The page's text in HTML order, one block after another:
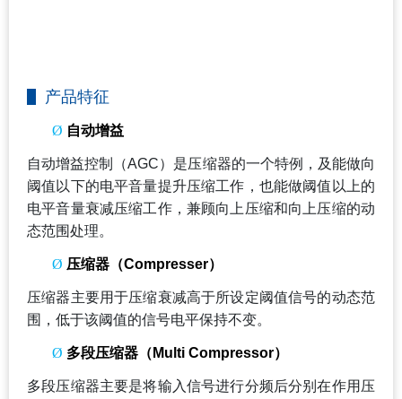
产品特征
Ø 自动增益
自动增益控制（AGC）是压缩器的一个特例，及能做向
阈值以下的电平音量提升压缩工作，也能做阈值以上的
电平音量衰减压缩工作，兼顾向上压缩和向上压缩的动
态范围处理。
Ø 压缩器（Compresser）
压缩器主要用于压缩衰减高于所设定阈值信号的动态范
围，低于该阈值的信号电平保持不变。
Ø 多段压缩器（Multi Compressor）
多段压缩器主要是将输入信号进行分频后分别在作用压